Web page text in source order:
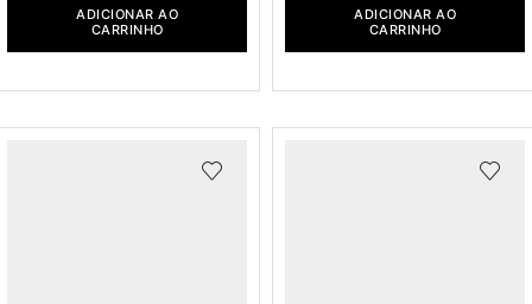
ADICIONAR AO
CARRINHO
ADICIONAR AO
CARRINHO